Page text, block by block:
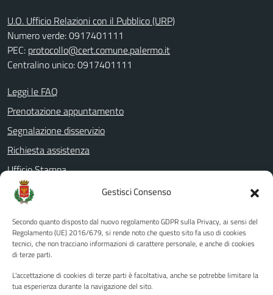
Gestisci Consenso
Secondo quanto disposto dal nuovo regolamento GDPR sulla Privacy, ai sensi del
Regolamento (UE) 2016/679, si rende noto che questo sito fa uso di cookies
tecnici, che non tracciano informazioni di carattere personale, e anche di cookies
di terze parti.
L'accettazione di cookies di terze parti è facoltativa, anche se potrebbe limitare la
tua esperienza durante la navigazione del sito.
U.O. Ufficio Relazioni con il Pubblico (URP)
Numero verde: 0917401111
PEC: protocollo@cert.comune.palermo.it
Centralino unico: 0917401111
Leggi le FAQ
Prenotazione appuntamento
Segnalazione disservizio
Richiesta assistenza
Ufficio Stampa
Amministrazione Trasparente
Albo pretorio
Informativa privacy
Note legali
Piano di miglioramento del sito